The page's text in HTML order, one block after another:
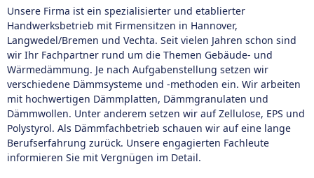
Unsere Firma ist ein spezialisierter und etablierter
Handwerksbetrieb mit Firmensitzen in Hannover,
Langwedel/Bremen und Vechta. Seit vielen Jahren schon sind
wir Ihr Fachpartner rund um die Themen Gebäude- und
Wärmedämmung. Je nach Aufgabenstellung setzen wir
verschiedene Dämmsysteme und -methoden ein. Wir arbeiten
mit hochwertigen Dämmplatten, Dämmgranulaten und
Dämmwollen. Unter anderem setzen wir auf Zellulose, EPS und
Polystyrol. Als Dämmfachbetrieb schauen wir auf eine lange
Berufserfahrung zurück. Unsere engagierten Fachleute
informieren Sie mit Vergnügen im Detail.